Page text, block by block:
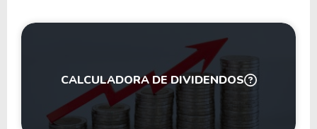
CALCULADORA DE DIVIDENDOS